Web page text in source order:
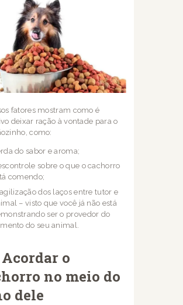
fatores mostram como é
deixar ração à vontade para o
como:
do sabor e aroma;
sobre o que o cachorro
comendo;
dos laços entre tutor e
– visto que você já não está
ser o provedor do
do seu animal.
o
no meio do
dele